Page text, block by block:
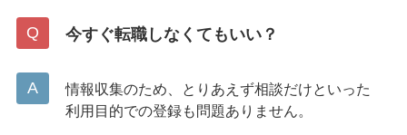
今すぐ転職しなくてもいい？
情報収集のため、とりあえず相談だけといった
利用目的での登録も問題ありません。